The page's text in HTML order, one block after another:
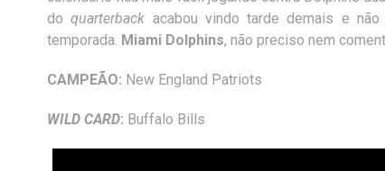
do quarterback acabou vindo tarde demais e
temporada. Miami Dolphins, não preciso nem
CAMPEÃO: New England Patriots
WILD CARD: Buffalo Bills